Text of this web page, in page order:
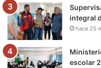
integral
hace 25
escolar